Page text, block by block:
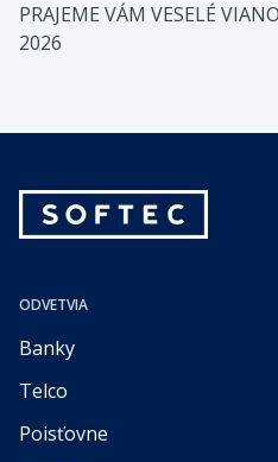
Insurance Group či
PRAJEME VÁM VESELÉ
2026
ODVETVIA
Banky
Telco
Poisťovne